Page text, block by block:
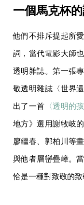
一個馬克杯
他們不排斥提起所
詞，當代電影大師
透明雜誌。第一張
敬透明雜誌〈世界
出了一首 〈透明的
地方》選用謝牧岐
廖繼春、郭柏川等
與他者層巒疊嶂。
恰是一種對致敬的致